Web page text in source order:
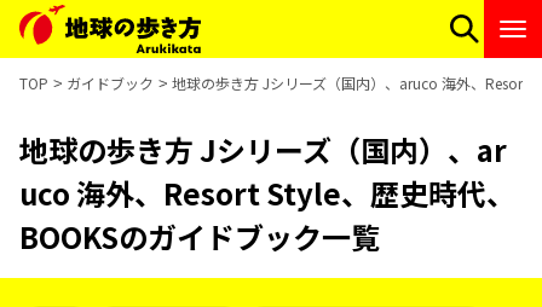
TOP ガイドブック 地球の歩き方 Jシリーズ（国内）、aruco 海外、Resort
地球の歩き方 Jシリーズ（国内）、ar
uco 海外、Resort Style、歴史時代、
BOOKSのガイドブック一覧